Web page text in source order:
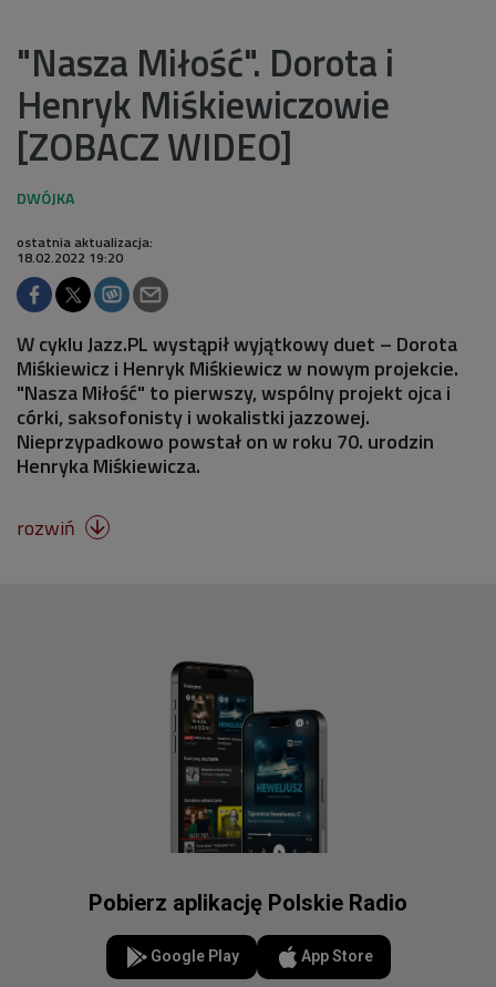
"Nasza Miłość". Dorota i
Henryk Miśkiewiczowie
[ZOBACZ WIDEO]
ostatnia aktualizacja:
18.02.2022 19:20
W cyklu Jazz.PL wystąpił wyjątkowy duet – Dorota
Miśkiewicz i Henryk Miśkiewicz w nowym projekcie.
"Nasza Miłość" to pierwszy, wspólny projekt ojca i
córki, saksofonisty i wokalistki jazzowej.
Nieprzypadkowo powstał on w roku 70. urodzin
Henryka Miśkiewicza.
rozwiń 
Pobierz aplikację Polskie Radio
Google Play App Store